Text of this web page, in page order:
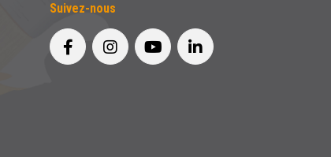
Suivez-nous